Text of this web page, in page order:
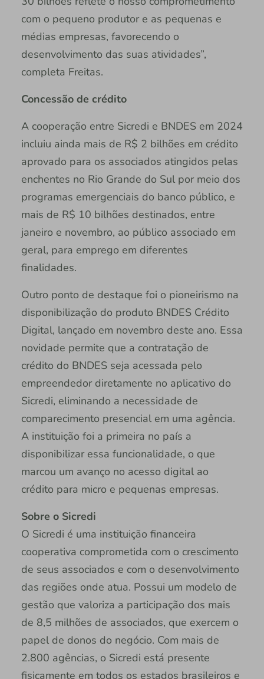
com o pequeno produtor e as pequenas e
médias empresas, favorecendo o
desenvolvimento das suas atividades”,
completa Freitas.
Concessão de crédito
A cooperação entre Sicredi e BNDES em 2024
incluiu ainda mais de R$ 2 bilhões em crédito
aprovado para os associados atingidos pelas
enchentes no Rio Grande do Sul por meio dos
programas emergenciais do banco público, e
mais de R$ 10 bilhões destinados, entre
janeiro e novembro, ao público associado em
geral, para emprego em diferentes
finalidades.
Outro ponto de destaque foi o pioneirismo na
disponibilização do produto BNDES Crédito
Digital, lançado em novembro deste ano. Essa
novidade permite que a contratação de
crédito do BNDES seja acessada pelo
empreendedor diretamente no aplicativo do
Sicredi, eliminando a necessidade de
comparecimento presencial em uma agência.
A instituição foi a primeira no país a
disponibilizar essa funcionalidade, o que
marcou um avanço no acesso digital ao
crédito para micro e pequenas empresas.
Sobre o Sicredi
O Sicredi é uma instituição financeira
cooperativa comprometida com o crescimento
de seus associados e com o desenvolvimento
das regiões onde atua. Possui um modelo de
gestão que valoriza a participação dos mais
de 8,5 milhões de associados, que exercem o
papel de donos do negócio. Com mais de
2.800 agências, o Sicredi está presente
fisicamente em todos os estados brasileiros e